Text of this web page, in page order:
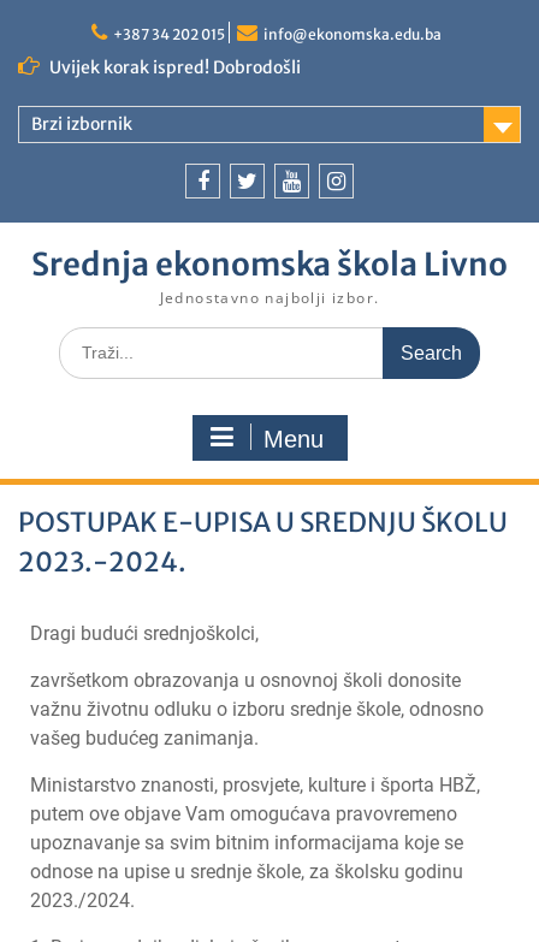
+387 34 202 015 info@ekonomska.edu.ba
Uvijek korak ispred! Dobrodošli
Brzi izbornik
Srednja ekonomska škola Livno
Jednostavno najbolji izbor.
Menu
POSTUPAK E-UPISA U SREDNJU ŠKOLU
2023.-2024.
Dragi budući srednjoškolci,
završetkom obrazovanja u osnovnoj školi donosite
važnu životnu odluku o izboru srednje škole, odnosno
vašeg budućeg zanimanja.
Ministarstvo znanosti, prosvjete, kulture i športa HBŽ,
putem ove objave Vam omogućava pravovremeno
upoznavanje sa svim bitnim informacijama koje se
odnose na upise u srednje škole, za školsku godinu
2023./2024.